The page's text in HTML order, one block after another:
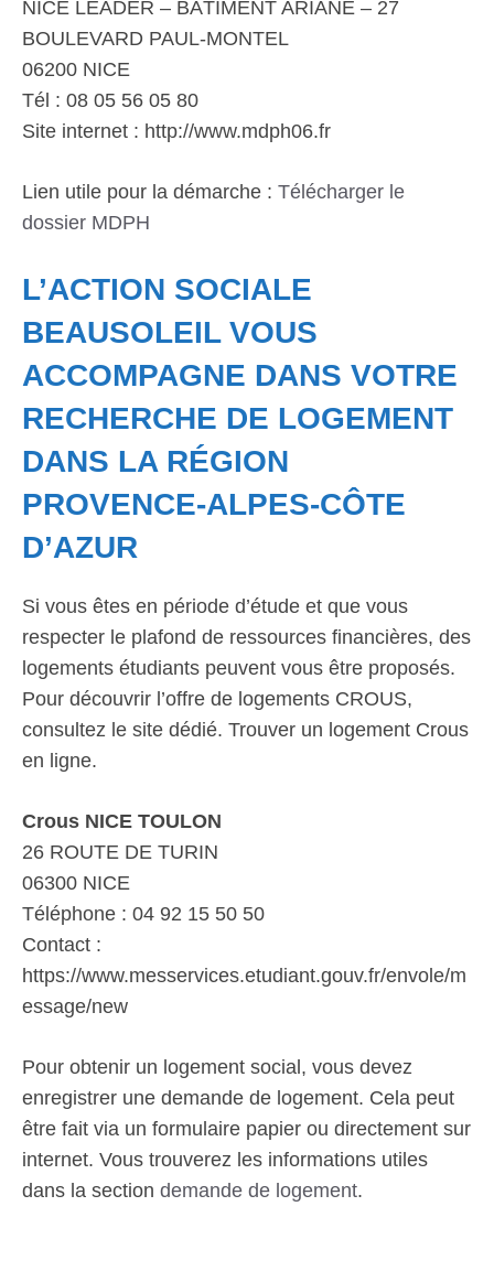
NICE LEADER – BÂTIMENT ARIANE – 27
BOULEVARD PAUL-MONTEL
06200 NICE
Tél : 08 05 56 05 80
Site internet : http://www.mdph06.fr
Lien utile pour la démarche : Télécharger le
dossier MDPH
L’ACTION SOCIALE
BEAUSOLEIL VOUS
ACCOMPAGNE DANS VOTRE
RECHERCHE DE LOGEMENT
DANS LA RÉGION
PROVENCE-ALPES-CÔTE
D’AZUR
Si vous êtes en période d’étude et que vous
respecter le plafond de ressources financières, des
logements étudiants peuvent vous être proposés.
Pour découvrir l’offre de logements CROUS,
consultez le site dédié. Trouver un logement Crous
en ligne.
Crous NICE TOULON
26 ROUTE DE TURIN
06300 NICE
Téléphone : 04 92 15 50 50
Contact :
https://www.messervices.etudiant.gouv.fr/envole/m
essage/new
Pour obtenir un logement social, vous devez
enregistrer une demande de logement. Cela peut
être fait via un formulaire papier ou directement sur
internet. Vous trouverez les informations utiles
dans la section demande de logement.